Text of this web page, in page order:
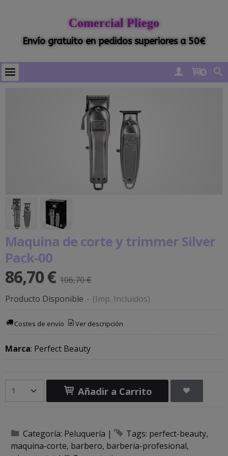
Comercial Pliego
Envío gratuito en pedidos superiores a 50€
0
Maquina de corte y trimmer Silver
Pack-00
86,70 € 106,70 €
Producto Disponible - (Imp. Incluidos)
Costes de envío Ver descripción
Marca: Perfect Beauty
Añadir a Carrito
Categoría: Peluquería | Tags: perfect-beauty
maquina-corte barbero barberia-profesional